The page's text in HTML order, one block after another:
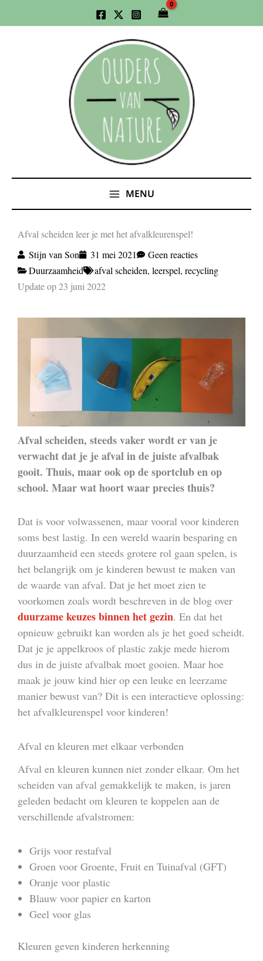
naar
MENU
Afval scheiden leer je met het afvalkleurenspel!
Stijn van Son
31 mei 2021
Geen reacties
Duurzaamheid
afval scheiden, leerspel, recycling
Update op 23 juni 2022
Afval scheiden, steeds vaker wordt er van je
verwacht dat je je afval in de juiste afvalbak
gooit. Thuis, maar ook op de sportclub en op
school. Maar wat hoort waar precies thuis?
Dat is voor volwassenen, maar vooral voor kinderen
soms best lastig. In een wereld waarin besparing en
duurzaamheid een steeds grotere rol gaan spelen, is
het belangrijk om je kinderen bewust te maken van
de waarde van afval. Dat je het moet zien te
voorkomen zoals wordt beschreven in de blog over
duurzame keuzes binnen het gezin. En dat het
opnieuw gebruikt kan worden als je het goed scheidt.
Dat je je appelkroos of plastic zakje mede hierom
dus in de juiste afvalbak moet gooien. Maar hoe
maak je jouw kind hier op een leuke en leerzame
manier bewust van? Dit is een interactieve oplossing:
het afvalkleurenspel voor kinderen!
Afval en kleuren met elkaar verbonden
Afval en kleuren kunnen niet zonder elkaar. Om het
scheiden van afval gemakkelijk te maken, is jaren
geleden bedacht om kleuren te koppelen aan de
verschillende afvalstromen:
Grijs voor restafval
Groen voor Groente, Fruit en Tuinafval (GFT)
Oranje voor plastic
Blauw voor papier en karton
Geel voor glas
Kleuren geven kinderen herkenning